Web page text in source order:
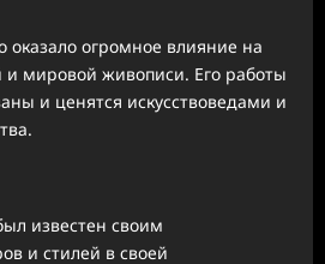
оказало огромное влияние на
и мировой живописи. Его работы
и ценятся искусствоведами и
известен своим
и стилей в своей